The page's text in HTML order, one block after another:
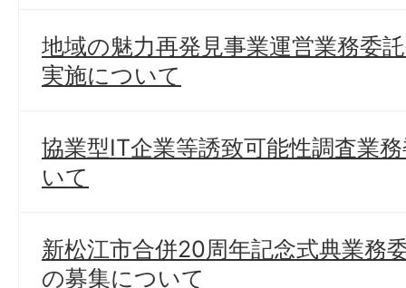
地域の魅力再発見事業運営業務委
実施について
協業型IT企業等誘致可能性調査業
いて
新松江市合併20周年記念式典業務
の募集について